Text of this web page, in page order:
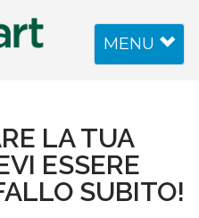
Toggle
navigation
MENU
LA TUA
ESSERE
SUBITO!